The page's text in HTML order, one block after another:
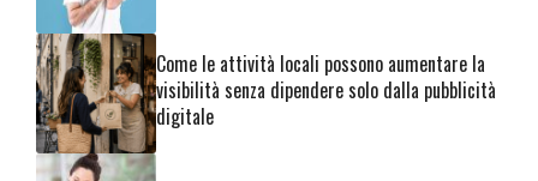
Come le attività locali possono aumentare la
visibilità senza dipendere solo dalla pubblicità
digitale